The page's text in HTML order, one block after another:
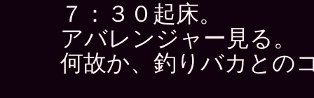
７：３０起床。
アバレンジャー見る。
何故か、釣りバカとの